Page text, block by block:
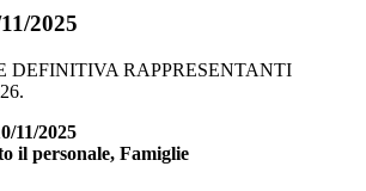
2025
DEFINITIVA RAPPRESENTANTI
11/2025
il personale, Famiglie